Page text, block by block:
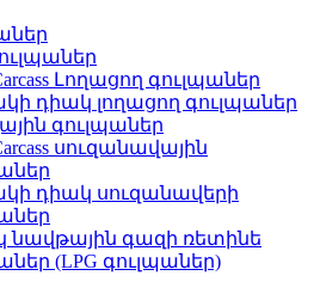
Լողացող գուլպաներ
դիակ լողացող գուլպաներ
գուլպաներ
սուզանավային
դիակ սուզանավերի
նավթային գազի ռետինե
(LPG գուլպաներ)